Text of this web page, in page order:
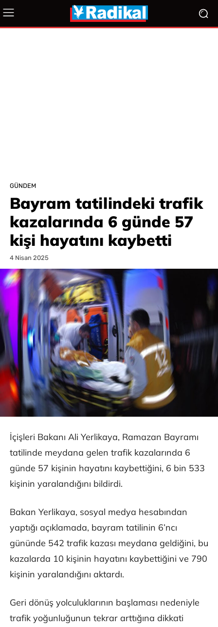
GÜNDEM
Bayram tatilindeki trafik
kazalarında 6 günde 57
kişi hayatını kaybetti
4 Nisan 2025
İçişleri Bakanı Ali Yerlikaya, Ramazan Bayramı
tatilinde meydana gelen trafik kazalarında 6
günde 57 kişinin hayatını kaybettiğini, 6 bin 533
kişinin yaralandığını bildirdi.
Bakan Yerlikaya, sosyal medya hesabından
yaptığı açıklamada, bayram tatilinin 6’ncı
gününde 542 trafik kazası meydana geldiğini, bu
kazalarda 10 kişinin hayatını kaybettiğini ve 790
kişinin yaralandığını aktardı.
Geri dönüş yolculuklarının başlaması nedeniyle
trafik yoğunluğunun tekrar arttığına dikkati